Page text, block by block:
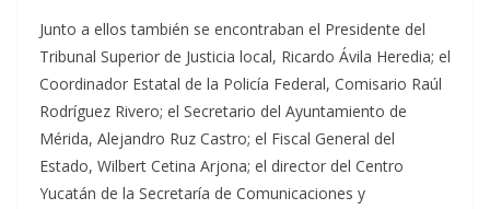
Junto a ellos también se encontraban el Presidente del
Tribunal Superior de Justicia local, Ricardo Ávila Heredia; el
Coordinador Estatal de la Policía Federal, Comisario Raúl
Rodríguez Rivero; el Secretario del Ayuntamiento de
Mérida, Alejandro Ruz Castro; el Fiscal General del
Estado, Wilbert Cetina Arjona; el director del Centro
Yucatán de la Secretaría de Comunicaciones y